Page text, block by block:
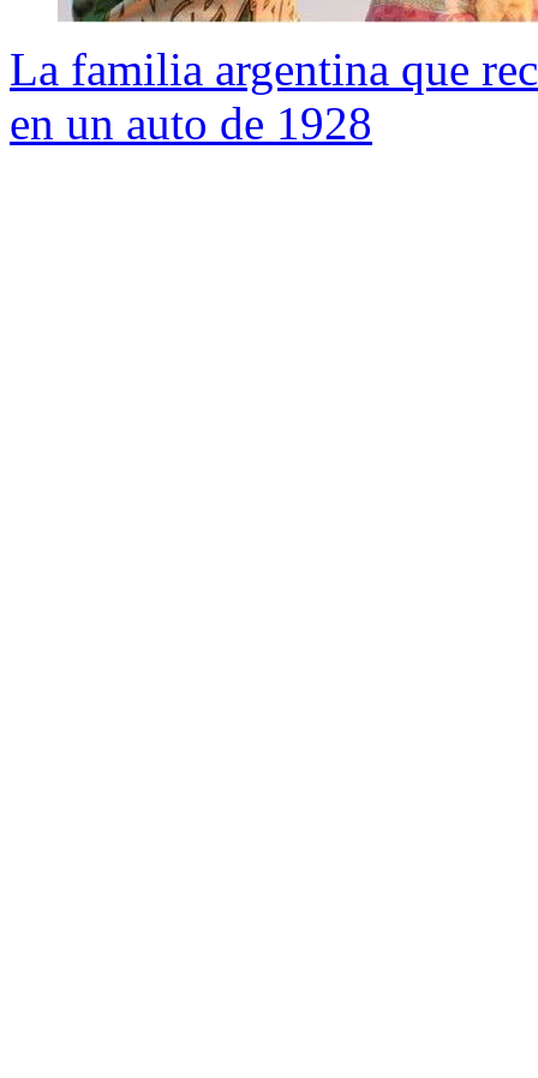
La familia argentina que
en un auto de 1928